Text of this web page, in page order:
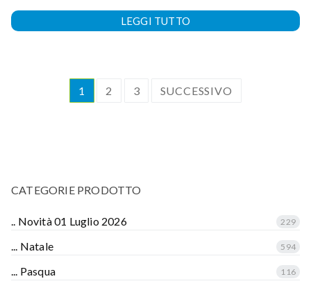
LEGGI TUTTO
1 2 3 SUCCESSIVO
CATEGORIE PRODOTTO
.. Novità 01 Luglio 2026 229
... Natale 594
... Pasqua 116